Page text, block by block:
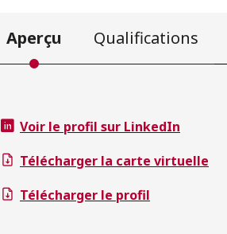
Aperçu Qualifications
Voir le profil sur LinkedIn
Télécharger la carte virtuelle
Télécharger le profil